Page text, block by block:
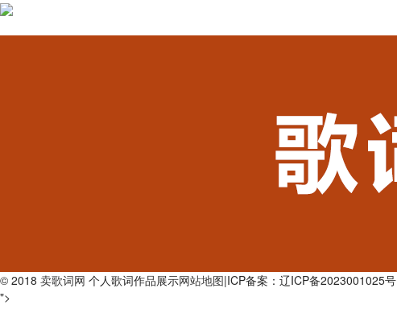
© 2018 卖歌词网 个人歌词作品展示网站地图|ICP备案：辽ICP备2023001025号
">